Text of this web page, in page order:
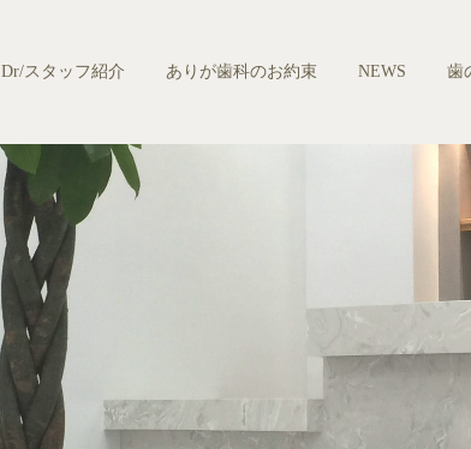
Dr/スタッフ紹介 ありが歯科のお約束 NEWS 歯